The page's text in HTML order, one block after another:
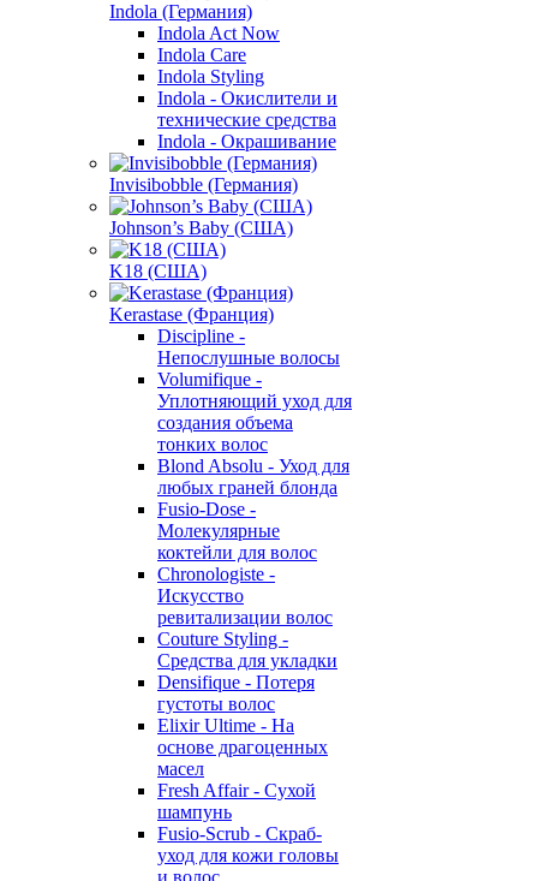
Indola (Германия)
Indola Act Now
Indola Care
Indola Styling
Indola - Окислители и
технические средства
Indola - Окрашивание
Invisibobble (Германия)
Johnson’s Baby (США)
K18 (США)
Kerastase (Франция)
Discipline -
Непослушные волосы
Volumifique -
Уплотняющий уход для
создания объема
тонких волос
Blond Absolu - Уход для
любых граней блонда
Fusio-Dose -
Молекулярные
коктейли для волос
Chronologiste -
Искусство
ревитализации волос
Couture Styling -
Средства для укладки
Densifique - Потеря
густоты волос
Elixir Ultime - На
основе драгоценных
масел
Fresh Affair - Сухой
шампунь
Fusio-Scrub - Скраб-
уход для кожи головы
и волос